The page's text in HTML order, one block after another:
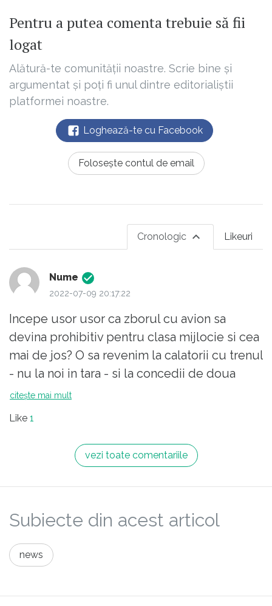
Pentru a putea comenta trebuie să fii
logat
Alătură-te comunității noastre. Scrie bine și
argumentat și poți fi unul dintre editorialiștii
platformei noastre.
Loghează-te cu Facebook
Folosește contul de email
Likeuri
Cronologic
Nume
2022-07-09 20:17:22
Incepe usor usor ca zborul cu avion sa
devina prohibitiv pentru clasa mijlocie si cea
mai de jos? O sa revenim la calatorii cu trenul
- nu la noi in tara - si la concedii de doua
saptamani in loc de una si bye bye cu city
citește mai mult
Like 1
vezi toate comentariile
Subiecte din acest articol
news